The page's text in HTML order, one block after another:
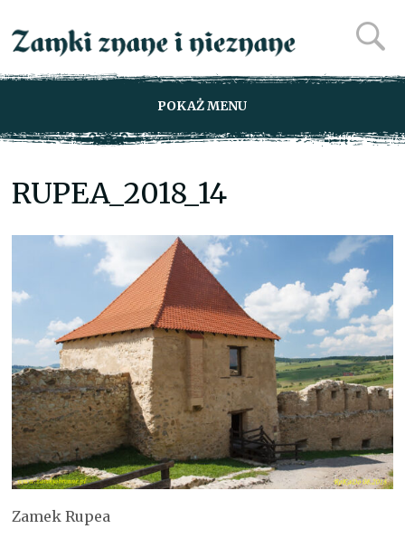
POKAŻ MENU
RUPEA_2018_14
Zamek Rupea